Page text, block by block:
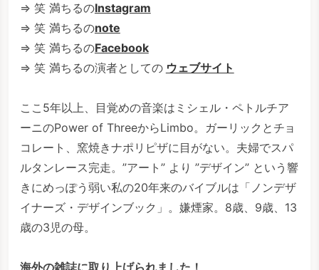
⇒ 笑 満ちるのInstagram
⇒ 笑 満ちるのnote
⇒ 笑 満ちるのFacebook
⇒ 笑 満ちるの演者としての ウェブサイト
ここ5年以上、目覚めの音楽はミシェル・ペトルチア
ーニのPower of ThreeからLimbo。ガーリックとチョ
コレート、窯焼きナポリピザに目がない。夫婦でスパ
ルタンレース完走。”アート” より ”デザイン” という響
きにめっぽう弱い私の20年来のバイブルは「ノンデザ
イナーズ・デザインブック」。嫌煙家。8歳、9歳、13
歳の3児の母。